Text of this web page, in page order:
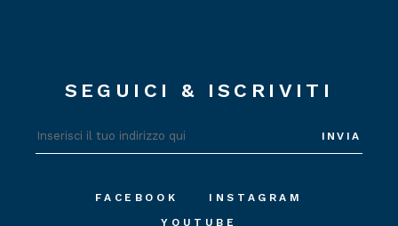
SEGUICI & ISCRIVITI
INVIA
FACEBOOK
INSTAGRAM
YOUTUBE